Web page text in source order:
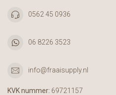
0562 45 0936
06 8226 3523
info@fraaisupply.nl
KVK nummer: 69721157